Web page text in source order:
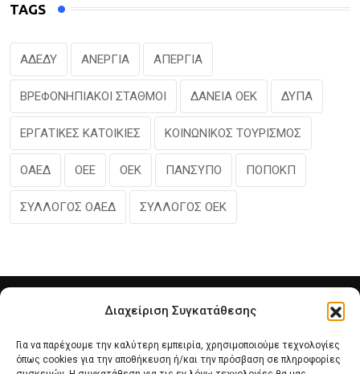
Διαχείριση Συγκατάθεσης
Για να παρέχουμε την καλύτερη εμπειρία, χρησιμοποιούμε τεχνολογίες
όπως cookies για την αποθήκευση ή/και την πρόσβαση σε πληροφορίες
TAGS
ΑΔΕΔΥ ΑΝΕΡΓΙΑ ΑΠΕΡΓΙΑ
ΒΡΕΦΟΝΗΠΙΑΚΟΙ ΣΤΑΘΜΟΙ ΔΑΝΕΙΑ ΟΕΚ ΔΥΠΑ
ΕΡΓΑΤΙΚΕΣ ΚΑΤΟΙΚΙΕΣ ΚΟΙΝΩΝΙΚΟΣ ΤΟΥΡΙΣΜΟΣ
ΟΑΕΔ ΟΕΕ ΟΕΚ ΠΑΝΣΥΠΟ ΠΟΠΟΚΠ
ΣΥΛΛΟΓΟΣ ΟΑΕΔ ΣΥΛΛΟΓΟΣ ΟΕΚ